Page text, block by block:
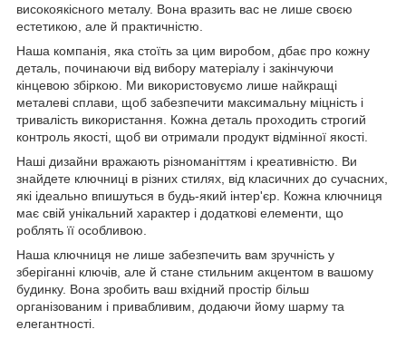
високоякісного металу. Вона вразить вас не лише своєю
естетикою, але й практичністю.
Наша компанія, яка стоїть за цим виробом, дбає про кожну
деталь, починаючи від вибору матеріалу і закінчуючи
кінцевою збіркою. Ми використовуємо лише найкращі
металеві сплави, щоб забезпечити максимальну міцність і
тривалість використання. Кожна деталь проходить строгий
контроль якості, щоб ви отримали продукт відмінної якості.
Наші дизайни вражають різноманіттям і креативністю. Ви
знайдете ключниці в різних стилях, від класичних до сучасних,
які ідеально впишуться в будь-який інтер'єр. Кожна ключниця
має свій унікальний характер і додаткові елементи, що
роблять її особливою.
Наша ключниця не лише забезпечить вам зручність у
зберіганні ключів, але й стане стильним акцентом в вашому
будинку. Вона зробить ваш вхідний простір більш
організованим і привабливим, додаючи йому шарму та
елегантності.